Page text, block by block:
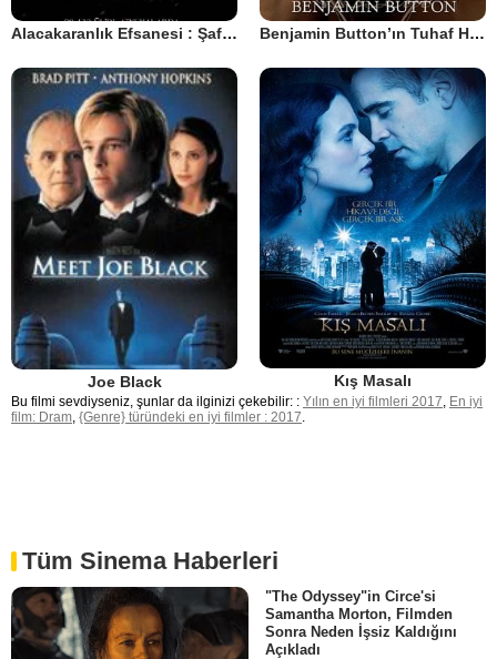
Alacakaranlık Efsanesi : Şafak Vakti Bölüm 2 Benjamin Button’ın Tuhaf Hikayesi
Joe Black Kış Masalı
Bu filmi sevdiyseniz, şunlar da ilginizi çekebilir: : Yılın en iyi filmleri 2017 En iyi
film: Dram {Genre} türündeki en iyi filmler : 2017
Tüm Sinema Haberleri
"The Odyssey"in Circe'si
Samantha Morton, Filmden
Sonra Neden İşsiz Kaldığını
Açıkladı